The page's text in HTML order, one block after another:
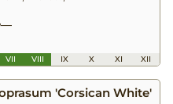
VII VIII IX X XI XII
'Corsican White'